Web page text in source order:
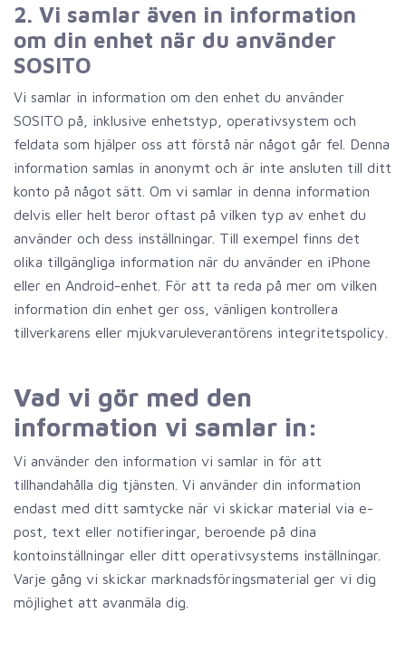
2. Vi samlar även in information
om din enhet när du använder
SOSITO
Vi samlar in information om den enhet du använder
SOSITO på, inklusive enhetstyp, operativsystem och
feldata som hjälper oss att förstå när något går fel. Denna
information samlas in anonymt och är inte ansluten till ditt
konto på något sätt. Om vi samlar in denna information
delvis eller helt beror oftast på vilken typ av enhet du
använder och dess inställningar. Till exempel finns det
olika tillgängliga information när du använder en iPhone
eller en Android-enhet. För att ta reda på mer om vilken
information din enhet ger oss, vänligen kontrollera
tillverkarens eller mjukvaruleverantörens integritetspolicy.
Vad vi gör med den
information vi samlar in:
Vi använder den information vi samlar in för att
tillhandahålla dig tjänsten. Vi använder din information
endast med ditt samtycke när vi skickar material via e-
post, text eller notifieringar, beroende på dina
kontoinställningar eller ditt operativsystems inställningar.
Varje gång vi skickar marknadsföringsmaterial ger vi dig
möjlighet att avanmäla dig.